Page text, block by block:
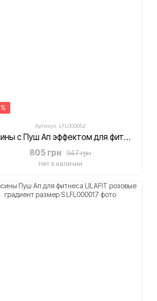
Артикул: LFL000052
Лосины с Пуш Ап эффектом для фитнеса LILAFIT черные размер S
947 грн
805 грн
Нет в наличии